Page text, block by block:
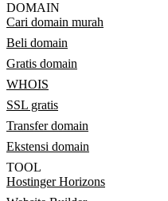
DOMAIN
Cari domain murah
Beli domain
Gratis domain
WHOIS
SSL gratis
Transfer domain
Ekstensi domain
TOOL
Hostinger Horizons